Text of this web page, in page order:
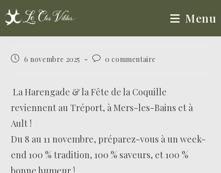
Menu
6 novembre 2025 0 commentaire
La Harengade & la Fête de la Coquille
reviennent au Tréport, à Mers-les-Bains et à
Ault !
Du 8 au 11 novembre, préparez-vous à un week-
end 100 % tradition, 100 % saveurs, et 100 %
bonne humeur !